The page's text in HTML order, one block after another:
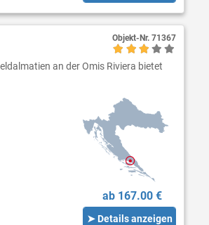
an der Omis Riviera bietet
ab 167.00 €
➤ Details anzeigen
Objekt-Nr. 71367